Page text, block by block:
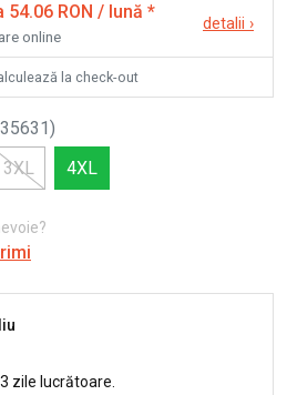
54.06 RON / lună *
online
detalii ›
la check-out
)
3XL 4XL
zile lucrătoare.